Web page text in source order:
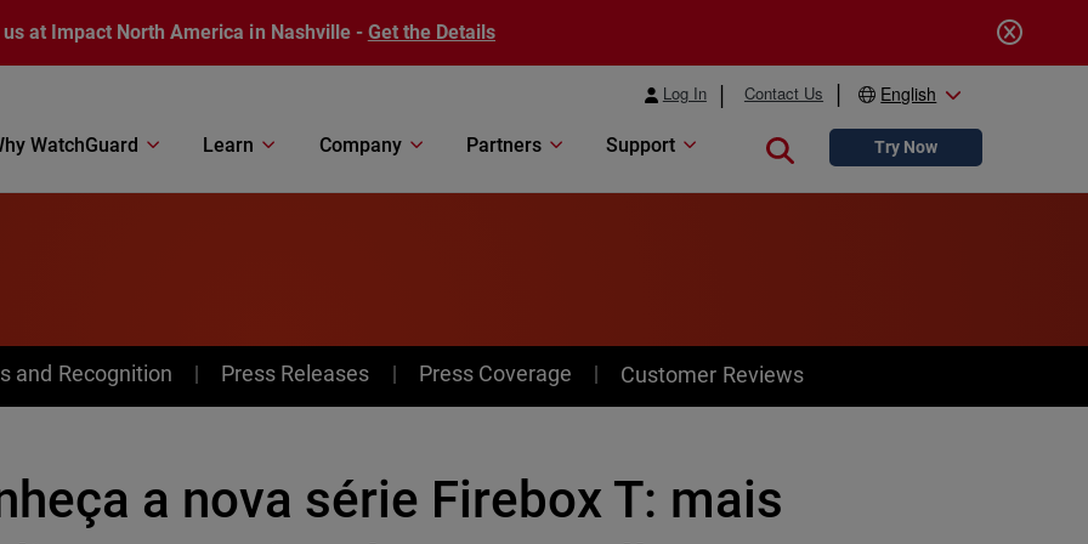
at Impact North America in Nashville - Get the Details
Log In Contact Us English
WatchGuard Learn Company Partners Support Close searchTry Now
and Recognition Press Releases Press Coverage Customer Reviews
a nova série Firebox T: mais